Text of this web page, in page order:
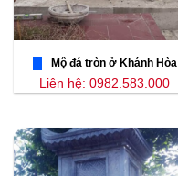
Mộ đá tròn ở Khánh Hòa
Liên hệ: 0982.583.000